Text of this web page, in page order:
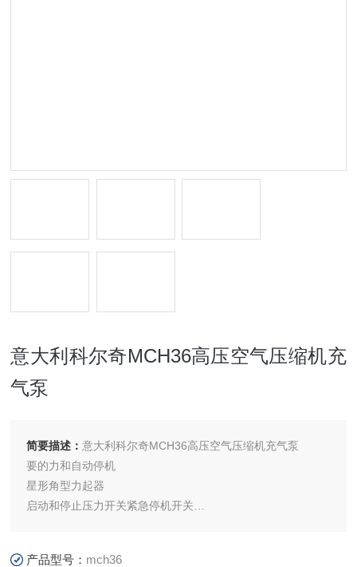
意大利科尔奇MCH36高压空气压缩机充
气泵
简要描述：意大利科尔奇MCH36高压空气压缩机充气泵
要的力和自动停机
星形角型力起器
启动和停止压力开关紧急停机开关
产品型号： mch36